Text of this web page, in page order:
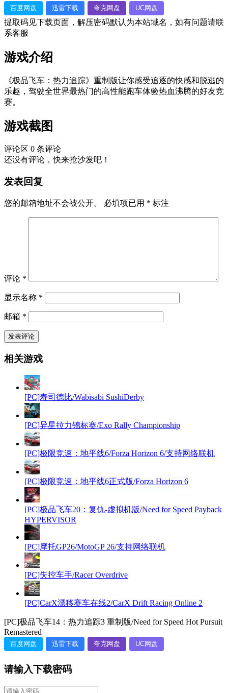
百度网盘 迅雷下载 夸克网盘 UC网盘
提取码见下载页面，解压密码默认为本站域名，如有问题请联
系客服
游戏介绍
《极品飞车：热力追踪》重制版让你感受追逐的快感和脱逃的
乐趣，驾驶全世界最热门的高性能跑车体验热血沸腾的好友竞
赛。
游戏截图
评论区 0 条评论
还没有评论，快来抢沙发吧！
发表回复
您的邮箱地址不会被公开。 必填项已用 * 标注
评论 *
显示名称 *
邮箱 *
相关游戏
[PC]寿司德比/Wabisabi SushiDerby
[PC]异星拉力锦标赛/Exo Rally Championship
[PC]极限竞速：地平线6/Forza Horizon 6/支持网络联机
[PC]极限竞速：地平线6正式版/Forza Horizon 6
[PC]极品飞车20：复仇-虚拟机版/Need for Speed Payback
HYPERVISOR
[PC]摩托GP26/MotoGP 26/支持网络联机
[PC]失控车手/Racer Overdrive
[PC]CarX漂移赛车在线2/CarX Drift Racing Online 2
[PC]极品飞车14：热力追踪3 重制版/Need for Speed Hot Pursuit
Remastered
百度网盘 迅雷下载 夸克网盘 UC网盘
请输入下载密码